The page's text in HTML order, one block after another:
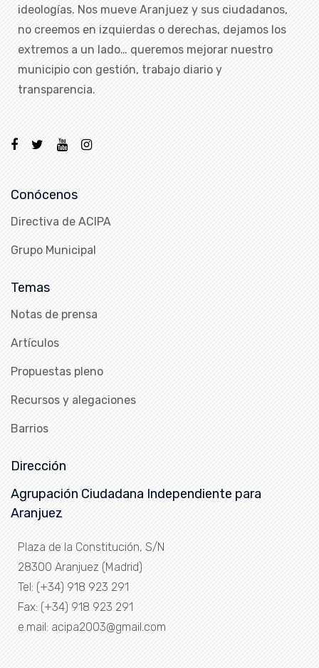
ideologías. Nos mueve Aranjuez y sus ciudadanos,
no creemos en izquierdas o derechas, dejamos los
extremos a un lado… queremos mejorar nuestro
municipio con gestión, trabajo diario y
transparencia.
Conócenos
Directiva de ACIPA
Grupo Municipal
Temas
Notas de prensa
Artículos
Propuestas pleno
Recursos y alegaciones
Barrios
Dirección
Agrupación Ciudadana Independiente para
Aranjuez
Plaza de la Constitución, S/N
28300 Aranjuez (Madrid)
Tel: (+34) 918 923 291
Fax: (+34) 918 923 291
e.mail: acipa2003@gmail.com